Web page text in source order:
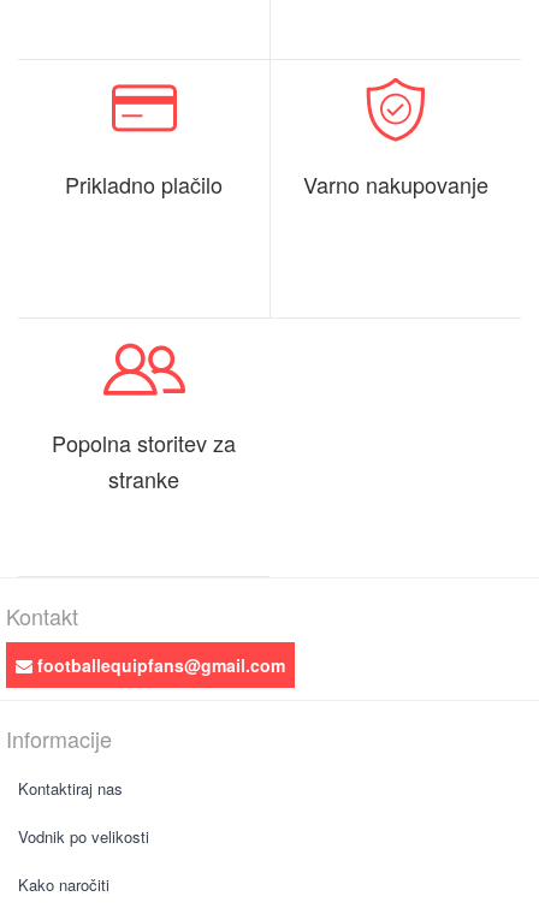
Prikladno plačilo Varno nakupovanje
Popolna storitev za
stranke
Kontakt
footballequipfans@gmail.com
Informacije
Kontaktiraj nas
Vodnik po velikosti
Kako naročiti